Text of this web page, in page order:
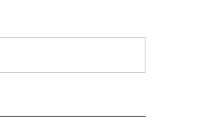
Search